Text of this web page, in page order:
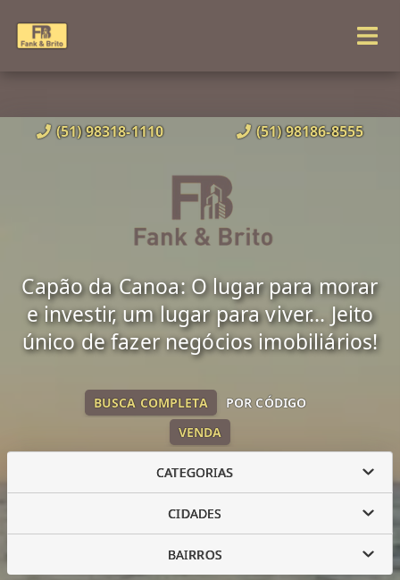
(51) 98318-1110 (51) 98186-8555
Capão da Canoa: O lugar para morar
e investir, um lugar para viver... Jeito
único de fazer negócios imobiliários!
VENDA
BUSCA COMPLETA POR CÓDIGO
CATEGORIAS
CIDADES
BAIRROS